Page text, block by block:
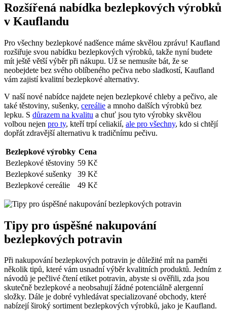
Rozšířená nabídka bezlepkových výrobků
v Kauflandu
Pro všechny bezlepkové nadšence máme skvělou zprávu! Kaufland
rozšiřuje svou nabídku bezlepkových výrobků, takže nyní budete
mít ještě větší výběr při nákupu. Už se nemusíte bát, že se
neobejdete bez svého oblíbeného pečiva nebo sladkostí, Kaufland
vám zajistí kvalitní bezlepkové alternativy.
V naší nové nabídce najdete nejen bezlepkové chleby a pečivo, ale
také těstoviny, sušenky, cereálie a mnoho dalších výrobků bez
lepku. S důrazem na kvalitu a chuť jsou tyto výrobky skvělou
volbou nejen pro ty, kteří trpí celiakií, ale pro všechny, kdo si chtějí
dopřát zdravější alternativu k tradičnímu pečivu.
Bezlepkové výrobky Cena
Bezlepkové těstoviny 59 Kč
Bezlepkové sušenky
39 Kč
Bezlepkové cereálie
49 Kč
Tipy pro úspěšné nakupování
bezlepkových potravin
Při nakupování bezlepkových potravin je důležité mít na paměti
několik tipů, které vám usnadní výběr kvalitních produktů. Jedním z
návodů je pečlivé čtení etiket potravin, abyste si ověřili, zda jsou
skutečně bezlepkové a neobsahují žádné potenciálně alergenní
složky. Dále je dobré vyhledávat specializované obchody, které
nabízejí široký sortiment bezlepkových výrobků, jako je Kaufland.